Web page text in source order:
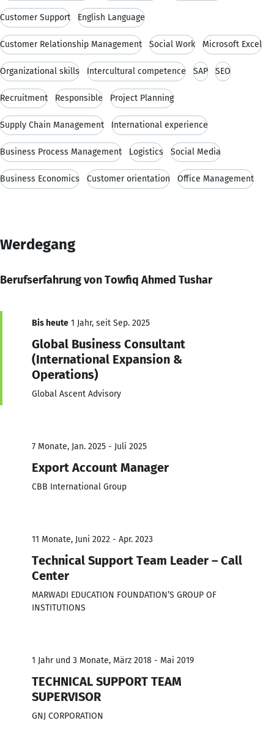
Customer Support English Language
Customer Relationship Management Social Work Microsoft Excel
Organizational skills Intercultural competence SAP SEO
Recruitment Responsible Project Planning
Supply Chain Management International experience
Business Process Management Logistics Social Media
Business Economics Customer orientation Office Management
Werdegang
Berufserfahrung von Towfiq Ahmed Tushar
Bis heute 1 Jahr, seit Sep. 2025
Global Business Consultant
(International Expansion &
Operations)
Global Ascent Advisory
7 Monate, Jan. 2025 - Juli 2025
Export Account Manager
CBB International Group
11 Monate, Juni 2022 - Apr. 2023
Technical Support Team Leader – Call
Center
MARWADI EDUCATION FOUNDATION’S GROUP OF
INSTITUTIONS
1 Jahr und 3 Monate, März 2018 - Mai 2019
TECHNICAL SUPPORT TEAM
SUPERVISOR
GNJ CORPORATION